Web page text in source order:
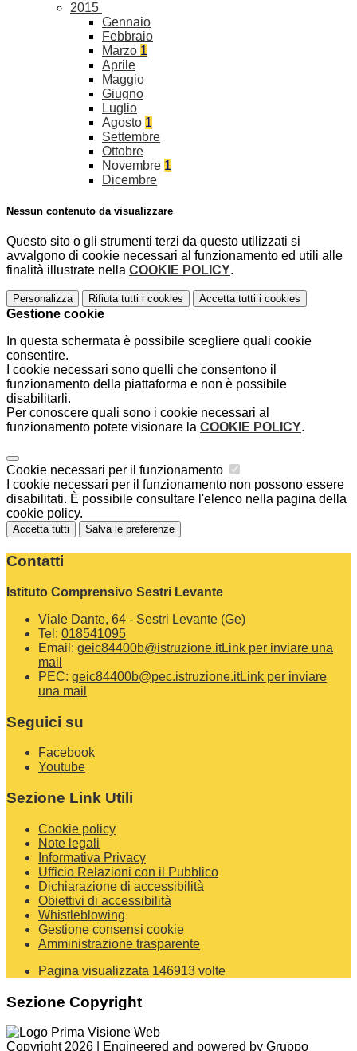
2015
Gennaio
Febbraio
Marzo 1
Aprile
Maggio
Giugno
Luglio
Agosto 1
Settembre
Ottobre
Novembre 1
Dicembre
Nessun contenuto da visualizzare
Questo sito o gli strumenti terzi da questo utilizzati si
avvalgono di cookie necessari al funzionamento ed utili alle
finalità illustrate nella COOKIE POLICY.
Personalizza Rifiuta tutti i cookies Accetta tutti i cookies
Gestione cookie
In questa schermata è possibile scegliere quali cookie
consentire.
I cookie necessari sono quelli che consentono il
funzionamento della piattaforma e non è possibile
disabilitarli.
Per conoscere quali sono i cookie necessari al
funzionamento potete visionare la COOKIE POLICY.
Cookie necessari per il funzionamento
I cookie necessari per il funzionamento non possono essere
disabilitati. È possibile consultare l'elenco nella pagina della
cookie policy.
Accetta tutti Salva le preferenze
Contatti
Istituto Comprensivo Sestri Levante
Viale Dante, 64 - Sestri Levante (Ge)
Tel: 018541095
Email: geic84400b@istruzione.itLink per inviare una
mail
PEC: geic84400b@pec.istruzione.itLink per inviare
una mail
Seguici su
Facebook
Youtube
Sezione Link Utili
Cookie policy
Note legali
Informativa Privacy
Ufficio Relazioni con il Pubblico
Dichiarazione di accessibilità
Obiettivi di accessibilità
Whistleblowing
Gestione consensi cookie
Amministrazione trasparente
Pagina visualizzata 146913 volte
Sezione Copyright
Copyright 2026 | Engineered and powered by Gruppo